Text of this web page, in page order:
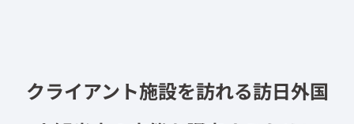
クライアント施設を訪れる訪日外国